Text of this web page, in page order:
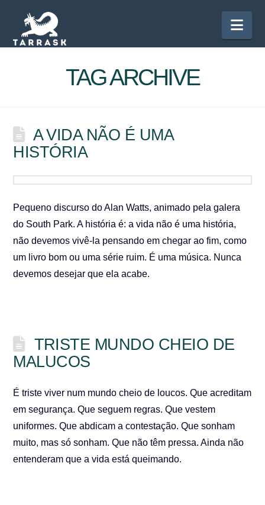
TAG ARCHIVE
A VIDA NÃO É UMA
HISTÓRIA
Pequeno discurso do Alan Watts, animado pela galera
do South Park. A história é: a vida não é uma história,
não devemos vivê-la pensando em chegar ao fim, como
um livro bom ou uma série ruim. É uma música. Nunca
devemos desejar que ela acabe.
TRISTE MUNDO CHEIO DE
MALUCOS
É triste viver num mundo cheio de loucos. Que acreditam
em segurança. Que seguem regras. Que vestem
uniformes. Que abdicam a contestação. Que sonham
muito, mas só sonham. Que não têm pressa. Ainda não
entenderam que a vida está queimando.